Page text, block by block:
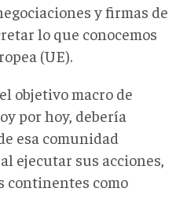
y firmas de
lo que conocemos
(UE).
objetivo macro de
por hoy, debería
esa comunidad
ejecutar sus acciones,
continentes como